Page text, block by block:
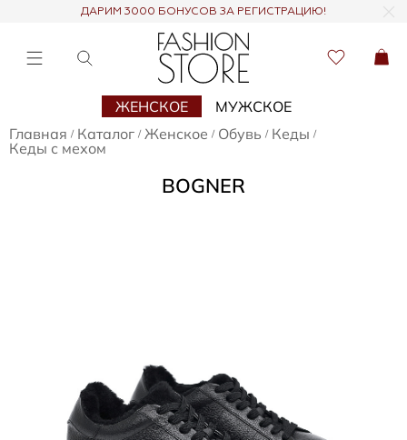
ДАРИМ 3000 БОНУСОВ ЗА РЕГИСТРАЦИЮ!
ЖЕНСКОЕ
МУЖСКОЕ
Главная / Каталог / Женское / Обувь / Кеды /
Кеды с мехом
BOGNER